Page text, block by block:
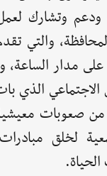
ودعم وتشارك
والتي
مدار
الاجتماعي الذي
من صعوبات
لخلق